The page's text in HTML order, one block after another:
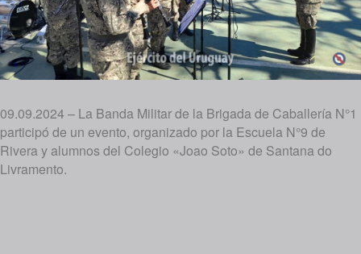
09.09.2024 – La Banda Militar de la Brigada de Caballería N°1
participó de un evento, organizado por la Escuela N°9 de
Rivera y alumnos del Colegio «Joao Soto» de Santana do
Livramento.